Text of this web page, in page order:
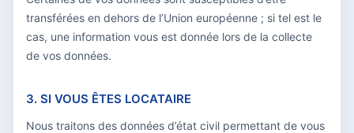
transférées en dehors de l’Union européenne ; si tel est le
cas, une information vous est donnée lors de la collecte
de vos données.
3. SI VOUS ÊTES LOCATAIRE
Nous traitons des données d’état civil permettant de vous